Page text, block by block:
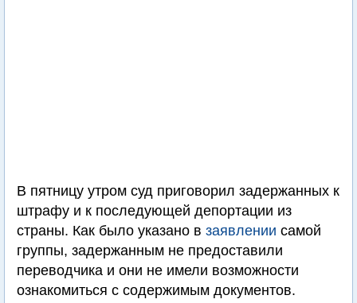
В пятницу утром суд приговорил задержанных к
штрафу и к последующей депортации из
страны. Как было указано в заявлении самой
группы, задержанным не предоставили
переводчика и они не имели возможности
ознакомиться с содержимым документов.